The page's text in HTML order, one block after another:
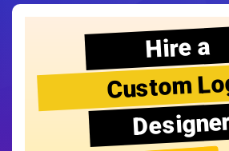
Hire a
Custom